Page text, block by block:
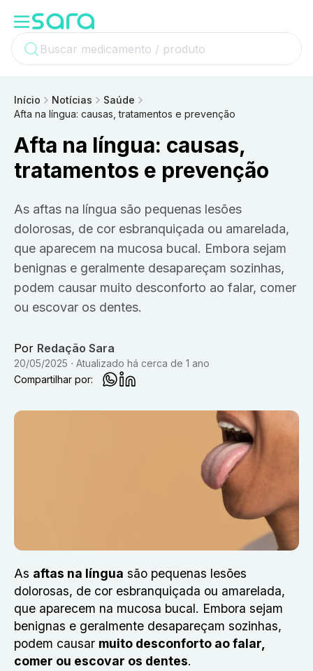
Início Notícias
Saúde
Afta na língua: causas, tratamentos e prevenção
Afta na língua: causas,
tratamentos e prevenção
As aftas na língua são pequenas lesões
dolorosas, de cor esbranquiçada ou amarelada,
que aparecem na mucosa bucal. Embora sejam
benignas e geralmente desapareçam sozinhas,
podem causar muito desconforto ao falar, comer
ou escovar os dentes.
Por Redação Sara
20/05/2025 Atualizado há cerca de 1 ano
Compartilhar por:
As aftas na língua são pequenas lesões
dolorosas, de cor esbranquiçada ou amarelada,
que aparecem na mucosa bucal. Embora sejam
benignas e geralmente desapareçam sozinhas,
podem causar muito desconforto ao falar,
comer ou escovar os dentes.